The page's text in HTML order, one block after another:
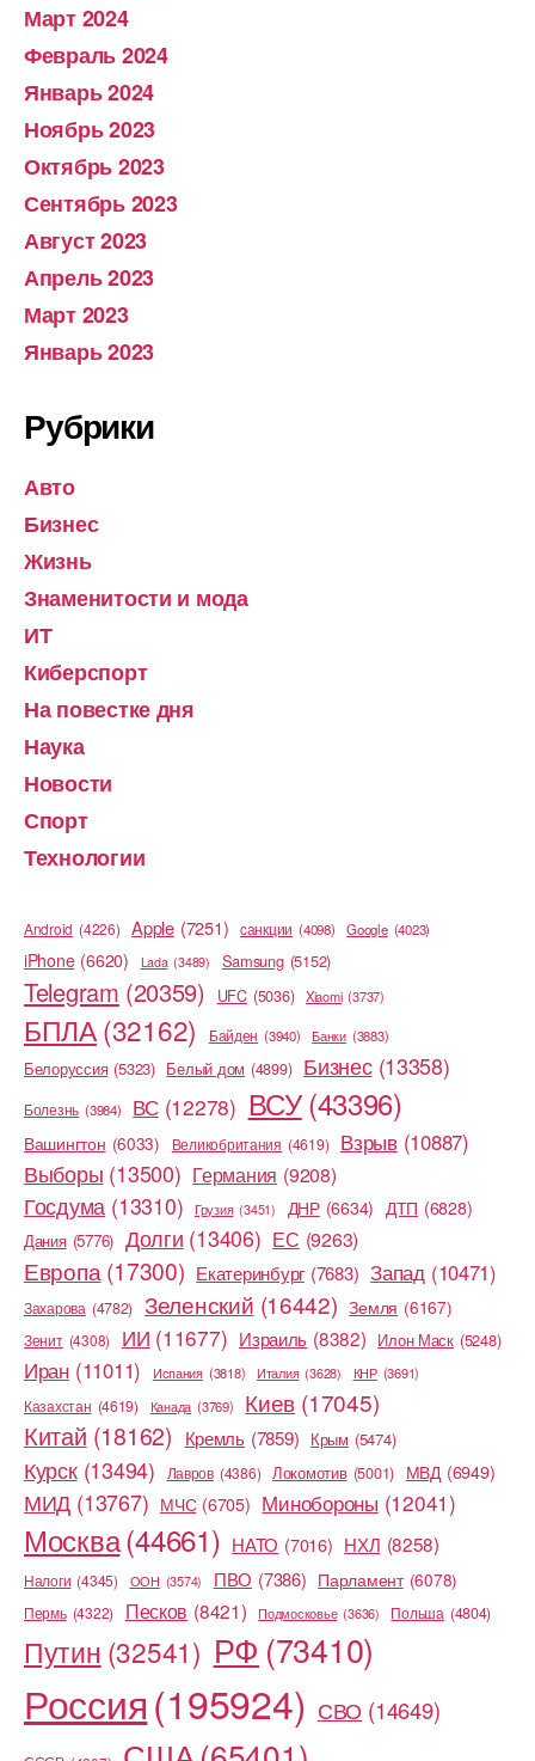
Март 2024
Февраль 2024
Январь 2024
Ноябрь 2023
Октябрь 2023
Сентябрь 2023
Август 2023
Апрель 2023
Март 2023
Январь 2023
Рубрики
Авто
Бизнес
Жизнь
Знаменитости и мода
ИТ
Киберспорт
На повестке дня
Наука
Новости
Спорт
Технологии
Android (4226) Apple (7251) cанкции (4098) Google (4023)
iPhone (6620) Lada (3489) Samsung (5152)
Telegram (20359) UFC (5036) Xiaomi (3737)
БПЛА(32162) Байден (3940) Банки (3883)
Белоруссия (5323) Белый дом (4899) Бизнес (13358)
Болезнь (3984) ВС (12278) ВСУ(43396)
Вашингтон (6033) Великобритания (4619) Взрыв (10887)
Выборы (13500) Германия (9208)
Госдума (13310) Грузия (3451) ДНР (6634) ДТП (6828)
Дания (5776) Долги (13406) ЕС (9263)
Европа (17300) Екатеринбург (7683) Запад (10471)
Захарова (4782) Зеленский (16442) Земля (6167)
Зенит (4308) ИИ (11677) Израиль (8382) Илон Маск (5248)
Иран (11011) Испания (3818) Италия (3628) КНР (3691)
Казахстан (4619) Канада (3769) Киев (17045)
Китай (18162) Кремль (7859) Крым (5474)
Курск (13494) Лавров (4386) Локомотив (5001) МВД (6949)
МИД (13767) МЧС (6705) Минобороны (12041)
Москва(44661) НАТО (7016) НХЛ (8258)
Налоги (4345) ООН (3574) ПВО (7386) Парламент (6078)
Пермь (4322) Песков (8421) Подмосковье (3636) Польша (4804)
Путин (32541) РФ (73410)
Россия(195924) СВО (14649)